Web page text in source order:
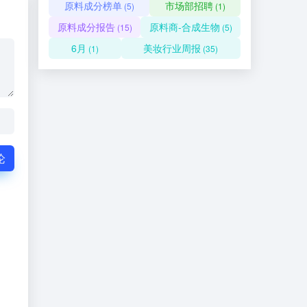
原料成分榜单(5) 市场部招聘(1)
原料成分报告(15) 原料商-合成生物 (5)
6月 (1) 美妆行业周报 (35)